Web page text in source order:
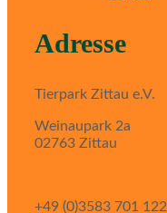
Adresse
Tierpark Zittau e.V.
Weinaupark 2a
02763 Zittau
+49 (0)3583 701 122